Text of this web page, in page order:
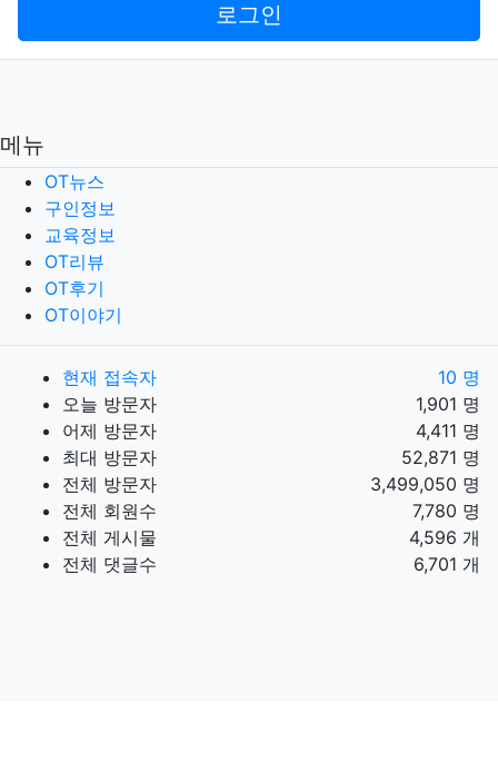
로그인
메뉴
OT뉴스
구인정보
교육정보
OT리뷰
OT후기
OT이야기
현재 접속자
10 명
오늘 방문자
1,901 명
어제 방문자
4,411 명
최대 방문자
52,871 명
전체 방문자
3,499,050 명
전체 회원수
7,780 명
전체 게시물
4,596 개
전체 댓글수
6,701 개